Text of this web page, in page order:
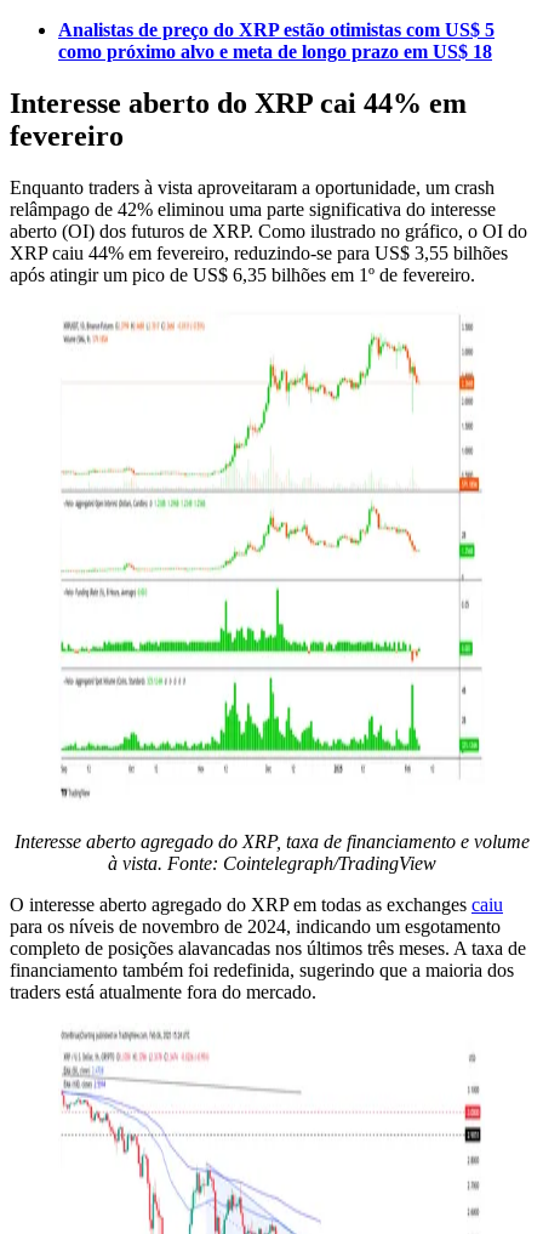
Analistas de preço do XRP estão otimistas com US$ 5
como próximo alvo e meta de longo prazo em US$ 18
Interesse aberto do XRP cai 44% em
fevereiro
Enquanto traders à vista aproveitaram a oportunidade, um crash
relâmpago de 42% eliminou uma parte significativa do interesse
aberto (OI) dos futuros de XRP. Como ilustrado no gráfico, o OI do
XRP caiu 44% em fevereiro, reduzindo-se para US$ 3,55 bilhões
após atingir um pico de US$ 6,35 bilhões em 1º de fevereiro.
Interesse aberto agregado do XRP, taxa de financiamento e volume
à vista. Fonte: Cointelegraph/TradingView
O interesse aberto agregado do XRP em todas as exchanges caiu
para os níveis de novembro de 2024, indicando um esgotamento
completo de posições alavancadas nos últimos três meses. A taxa de
financiamento também foi redefinida, sugerindo que a maioria dos
traders está atualmente fora do mercado.